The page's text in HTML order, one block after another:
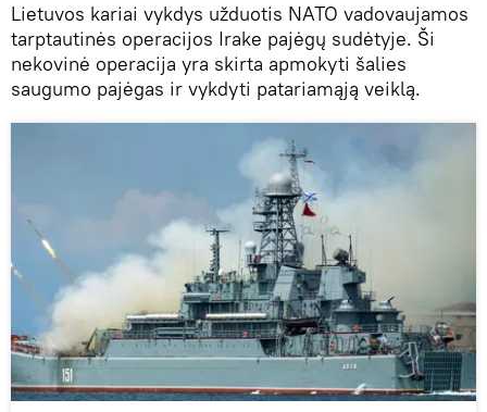
Lietuvos kariai vykdys užduotis NATO vadovaujamos
tarptautinės operacijos Irake pajėgų sudėtyje. Ši
nekovinė operacija yra skirta apmokyti šalies
saugumo pajėgas ir vykdyti patariamąją veiklą.